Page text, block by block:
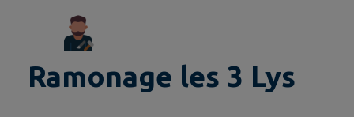
Ramonage les 3 Lys